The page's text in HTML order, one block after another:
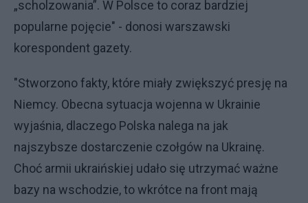
„scholzowania”. W Polsce to coraz bardziej
popularne pojęcie" - donosi warszawski
korespondent gazety.
"Stworzono fakty, które miały zwiększyć presję na
Niemcy. Obecna sytuacja wojenna w Ukrainie
wyjaśnia, dlaczego Polska nalega na jak
najszybsze dostarczenie czołgów na Ukrainę.
Choć armii ukraińskiej udało się utrzymać ważne
bazy na wschodzie, to wkrótce na front mają